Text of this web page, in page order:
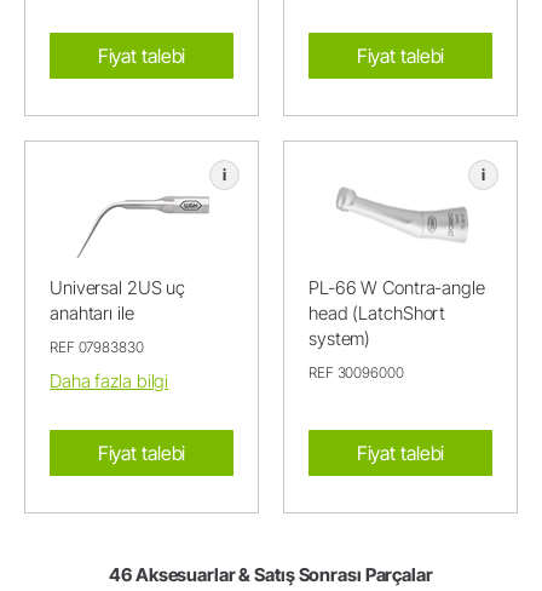
Fiyat talebi Fiyat talebi
i
Universal 2US uç
anahtarı ile
REF 07983830
Daha fazla bilgi
Fiyat talebi
i
PL-66 W Contra-angle
head (LatchShort
system)
REF 30096000
Fiyat talebi
46 Aksesuarlar & Satış Sonrası Parçalar